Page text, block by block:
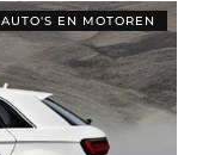
AUTO'S EN MOTOREN